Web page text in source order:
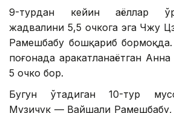
9-турдан кейин аёллар
жадвалини 5,5 очкога эга Чжу
Рамешбабу бошқариб
поғонада ҳаракатланаётган
5 очко бор.
Бугун ўтадиган 10-тур
Музичук — Вайшали